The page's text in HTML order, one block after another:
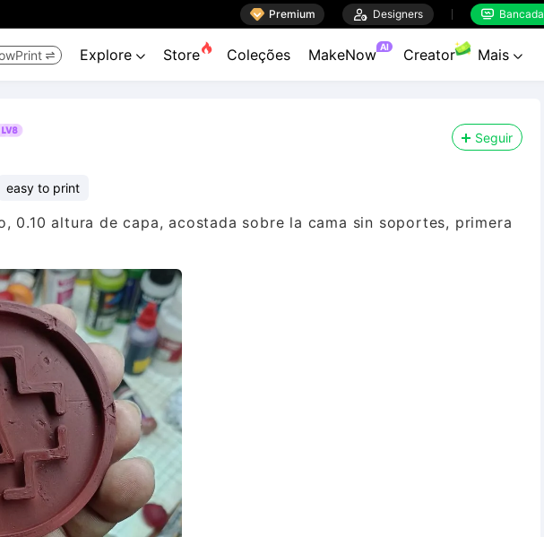
 Premium  Designers  Bancada
 Explore  Store Coleções MakeNow AI Creator Mais 
Seguir
easy to print
0.10 altura de capa, acostada sobre la cama sin soportes, primera